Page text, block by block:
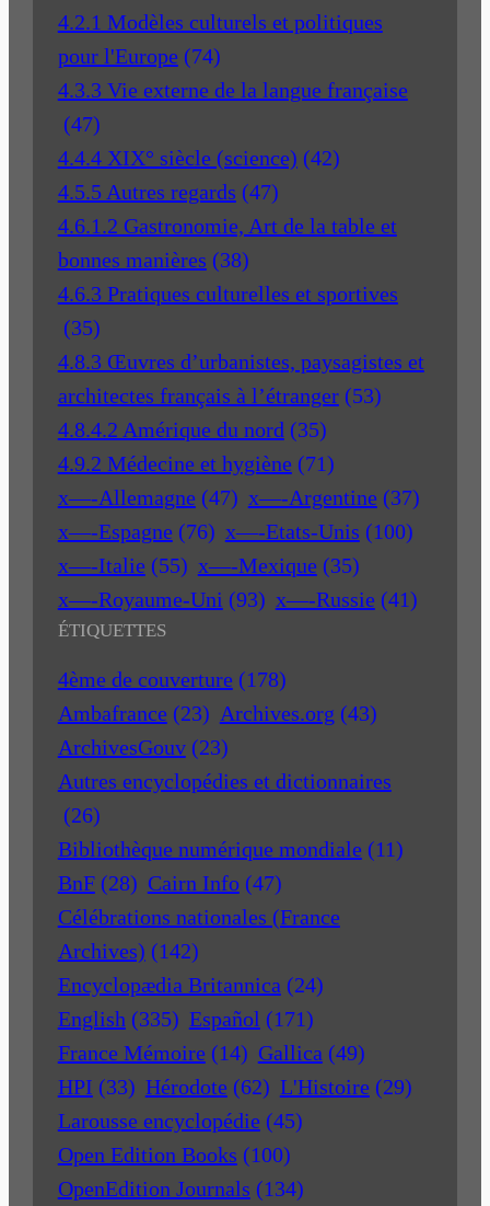
4.2.1 Modèles culturels et politiques
pour l'Europe (74)
4.3.3 Vie externe de la langue française
(47)
4.4.4 XIX° siècle (science) (42)
4.5.5 Autres regards (47)
4.6.1.2 Gastronomie, Art de la table et
bonnes manières (38)
4.6.3 Pratiques culturelles et sportives
(35)
4.8.3 Œuvres d’urbanistes, paysagistes et
architectes français à l’étranger (53)
4.8.4.2 Amérique du nord (35)
4.9.2 Médecine et hygiène (71)
x—-Allemagne (47) x—-Argentine (37)
x—-Espagne (76) x—-Etats-Unis (100)
x—-Italie (55) x—-Mexique (35)
x—-Royaume-Uni (93) x—-Russie (41)
ÉTIQUETTES
4ème de couverture (178)
Ambafrance (23) Archives.org (43)
ArchivesGouv (23)
Autres encyclopédies et dictionnaires
(26)
Bibliothèque numérique mondiale (11)
BnF (28) Cairn Info (47)
Célébrations nationales (France
Archives) (142)
Encyclopædia Britannica (24)
English (335) Español (171)
France Mémoire (14) Gallica (49)
HPI (33) Hérodote (62) L'Histoire (29)
Larousse encyclopédie (45)
Open Edition Books (100)
OpenEdition Journals (134)